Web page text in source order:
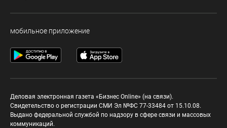
мобильное приложение
Деловая электронная газета «Бизнес Online» (на связи).
Свидетельство о регистрации СМИ Эл №ФС 77-33484 от 15.10.08.
Выдано федеральной службой по надзору в сфере связи и массовых
коммуникаций.